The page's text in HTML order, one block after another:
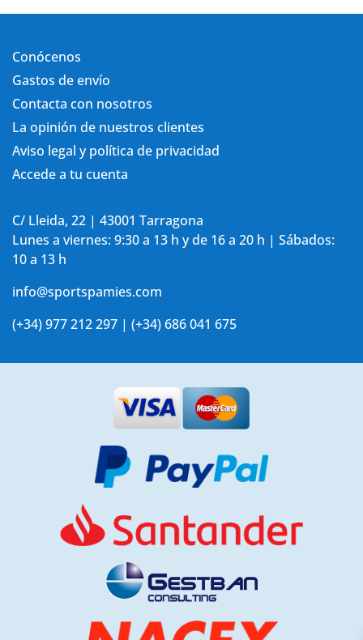
Conócenos
Gastos de envío
Contacta con nosotros
La opinión de nuestros clientes
Aviso legal y política de privacidad
Accede a tu cuenta
C/ Lleida, 22 | 43001 Tarragona
Lunes a viernes: 9:30 a 13 h y de 16 a 20 h | Sábados:
10 a 13 h
info@sportspamies.com
(+34) 977 212 297 | (+34) 686 041 675